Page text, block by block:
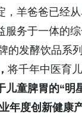
羊爸爸已经
务于一体的综
的发酵饮品系
将千年中医育
儿童脾胃的“
年度创新健康